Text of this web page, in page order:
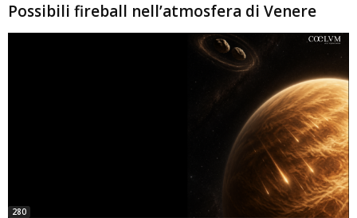
Possibili fireball nell’atmosfera di Venere
280